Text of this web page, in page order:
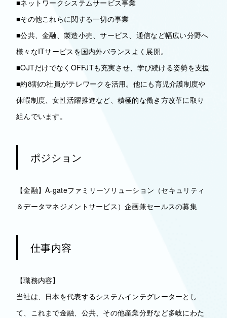
■ネットワークシステムサービス事業
■その他これらに関する一切の事業
■公共、金融、製造小売、サービス、通信など幅広い分野へ
様々なITサービスを国内外バランスよく展開。
■OJTだけでなくOFFJTも充実させ、学び続ける姿勢を支援
■約8割の社員がテレワークを活用。他にも育児介護制度や
休暇制度、女性活躍推進など、積極的な働き方改革に取り
組んでいます。
ポジション
【金融】A-gateファミリーソリューション（セキュリティ
＆データマネジメントサービス）企画兼セールスの募集
仕事内容
【職務内容】
当社は、日本を代表するシステムインテグレーターとし
て、これまで金融、公共、その他産業分野など多岐にわた